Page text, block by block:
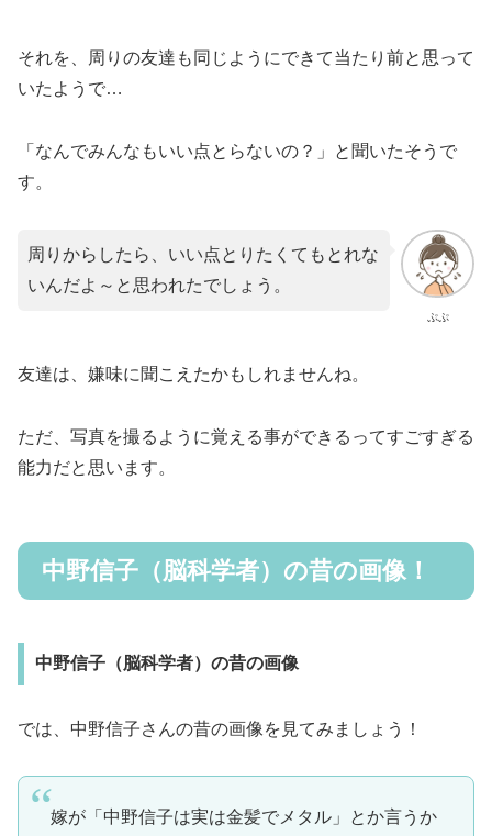
それを、周りの友達も同じようにできて当たり前と思って
いたようで…
「なんでみんなもいい点とらないの？」と聞いたそうで
す。
ぷぷ
周りからしたら、いい点とりたくてもとれな
いんだよ～と思われたでしょう。
友達は、嫌味に聞こえたかもしれませんね。
ただ、写真を撮るように覚える事ができるってすごすぎる
能力だと思います。
中野信子（脳科学者）の昔の画像！
中野信子（脳科学者）の昔の画像
では、中野信子さんの昔の画像を見てみましょう！
嫁が「中野信子は実は金髪でメタル」とか言うか